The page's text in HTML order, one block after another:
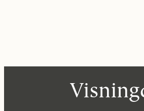
och vitmålade väggar. Utifrån denna
Järvastaden är ett citynära modernt
fritidsområden. För all tänkbar